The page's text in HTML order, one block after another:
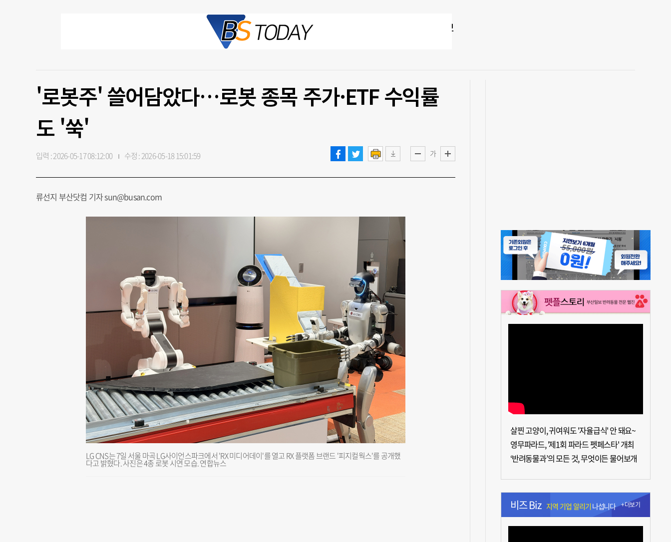
'로봇주' 쓸어담았다…로봇 종목 주가·ETF 수익률
도 '쑥'
가
입력 : 2026-05-17 08:12:00 수정 : 2026-05-18 15:01:59
류선지 부산닷컴 기자 sun@busan.com
LG CNS는 7일 서울 마곡 LG사이언스파크에서 'RX 미디어데이'를 열고 RX 플랫폼 브랜드 '피지컬웍스'를 공개했
다고 밝혔다. 사진은 4종 로봇 시연 모습. 연합뉴스
살찐 고양이, 귀여워도 '자율급식' 안 돼요~
영무파라드, '제1회 파라드 펫페스타' 개최
‘반려동물과’의 모든 것, 무엇이든 물어보개
비즈 Biz 지역 기업 알리기 나섭니다 +더보기